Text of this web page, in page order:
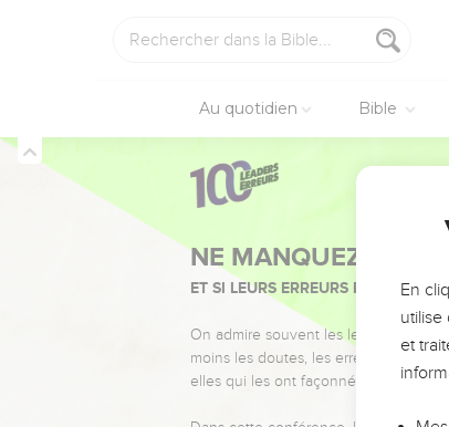
Au quotidien Bible
NE MANQUEZ PAS
ET SI LEURS ERREURS
On admire souvent les leaders pour
moins les doutes, les erreurs et les
elles qui les ont façonnés.
En
utilise
et